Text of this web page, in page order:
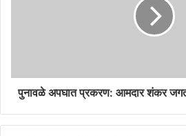
पुनावळे अपघात प्रकरण: आमदार शंकर